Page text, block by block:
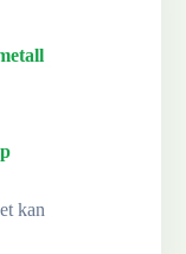
kan